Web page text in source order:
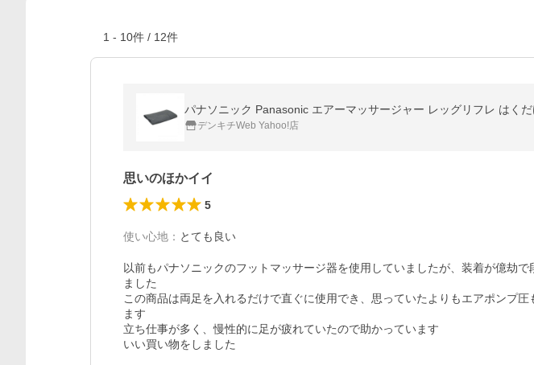
1 - 10件 / 12件
パナソニック Panasonic エアーマッサージャー レッグリフレ はく
デンキチWeb Yahoo!店
思いのほかイイ
5
使い心地 ： とても良い
以前もパナソニックのフットマッサージ器を使用していましたが、装着が億劫
ました
この商品は両足を入れるだけで直ぐに使用でき、思っていたよりもエアポンプ
ます
立ち仕事が多く、慢性的に足が疲れていたので助かっています
いい買い物をしました